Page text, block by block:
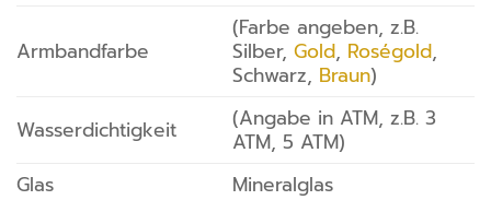
Armbandfarbe
(Farbe angeben, z.B.
Silber, Gold, Roségold,
Schwarz, Braun)
Wasserdichtigkeit
(Angabe in ATM, z.B. 3
ATM, 5 ATM)
Glas
Mineralglas